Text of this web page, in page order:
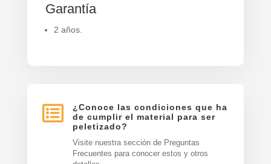
Garantía
2 años.

¿Conoce las condiciones que ha
de cumplir el material para ser
peletizado?
Visite nuestra sección de Preguntas
Frecuentes para conocer estos y otros